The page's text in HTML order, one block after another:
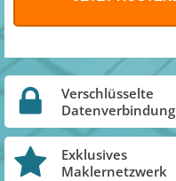
Verschlüsselte
Datenverbindung
Exklusives
Maklernetzwerk